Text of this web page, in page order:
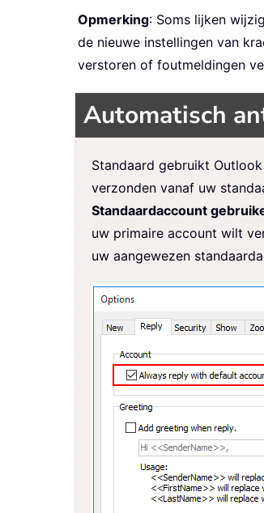
Opmerking: Soms lijken
de nieuwe instellingen van
verstoren of foutmeldingen
Automatisch
Standaard gebruikt
verzonden vanaf uw
Standaardaccount
uw primaire account wilt
uw aangewezen